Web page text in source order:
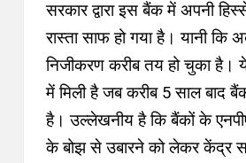
सरकार द्वारा इस बैंक में अपनी
रास्ता साफ हो गया है। यानी कि
निजीकरण करीब तय हो चुका है।
में मिली है जब करीब 5 साल बाद
है। उल्लेखनीय है किबैंकों के
के बोझ से उबारने को लेकर केंद्र